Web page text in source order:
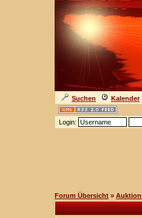
Suchen Kalender
Login:
Forum Übersicht »